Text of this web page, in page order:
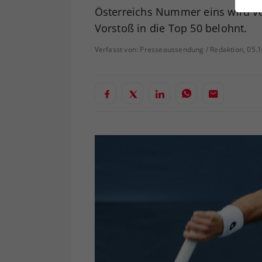
Österreichs Nummer eins wird
Vorstoß in die Top 50 belohnt.
Verfasst von: Presseaussendung / Redaktion,